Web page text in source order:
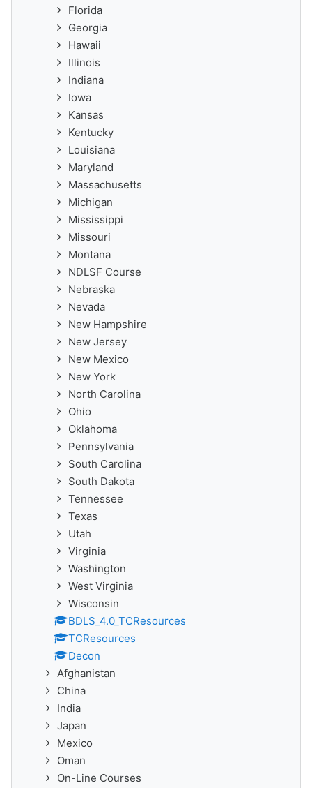
Florida
Georgia
Hawaii
Illinois
Indiana
Iowa
Kansas
Kentucky
Louisiana
Maryland
Massachusetts
Michigan
Mississippi
Missouri
Montana
NDLSF Course
Nebraska
Nevada
New Hampshire
New Jersey
New Mexico
New York
North Carolina
Ohio
Oklahoma
Pennsylvania
South Carolina
South Dakota
Tennessee
Texas
Utah
Virginia
Washington
West Virginia
Wisconsin
BDLS_4.0_TCResources
TCResources
Decon
Afghanistan
China
India
Japan
Mexico
Oman
On-Line Courses